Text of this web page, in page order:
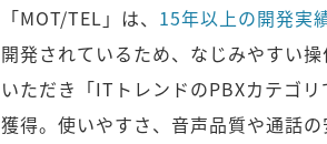
「MOT/TEL」は、 15年以上の開発実
開発されているため、なじみやすい
いただき「ITトレンドのPBXカテゴ
獲得。使いやすさ、音声品質や通話